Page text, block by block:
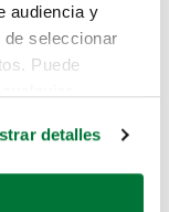
audiencia y
seleccionar
Puede
detalles
estás